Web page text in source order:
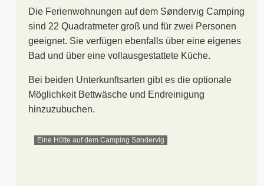
Die Ferienwohnungen auf dem Søndervig Camping
sind 22 Quadratmeter groß und für zwei Personen
geeignet. Sie verfügen ebenfalls über eine eigenes
Bad und über eine vollausgestattete Küche.
Bei beiden Unterkunftsarten gibt es die optionale
Möglichkeit Bettwäsche und Endreinigung
hinzuzubuchen.
Eine Hütte auf dem Camping Søndervig